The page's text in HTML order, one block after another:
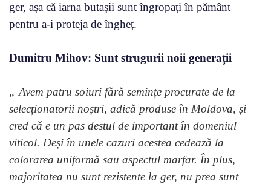
ger, așa că iarna butașii sunt îngropați în pământ
pentru a-i proteja de îngheț.
Dumitru Mihov: Sunt strugurii noii generații
„ Avem patru soiuri fără semințe procurate de la
selecționatorii noștri, adică produse în Moldova, și
cred că e un pas destul de important în domeniul
viticol. Deși în unele cazuri acestea cedează la
colorarea uniformă sau aspectul marfar. În plus,
majoritatea nu sunt rezistente la ger, nu prea sunt